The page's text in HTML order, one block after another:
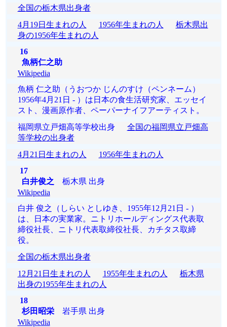
全国の栃木県出身者
4月19日生まれの人
1956年生まれの人
栃木県出
身の1956年生まれの人
16
魚柄仁之助
Wikipedia
魚柄 仁之助（うおつか じんのすけ（ペンネーム）
1956年4月21日 - ）は日本の食生活研究家、エッセイ
スト、漫画原作者、ペーパーナイフアーティスト。
福岡県立戸畑高等学校出身 全国の福岡県立戸畑高
等学校の出身者
4月21日生まれの人
1956年生まれの人
17
白井俊之 栃木県 出身
Wikipedia
白井 俊之（しらい としゆき、1955年12月21日 - ）
は、日本の実業家。ニトリホールディングス代表取
締役社長、ニトリ代表取締役社長、カチタス取締
役。
全国の栃木県出身者
12月21日生まれの人
1955年生まれの人
栃木県
出身の1955年生まれの人
18
杉田昭栄岩手県 出身
Wikipedia